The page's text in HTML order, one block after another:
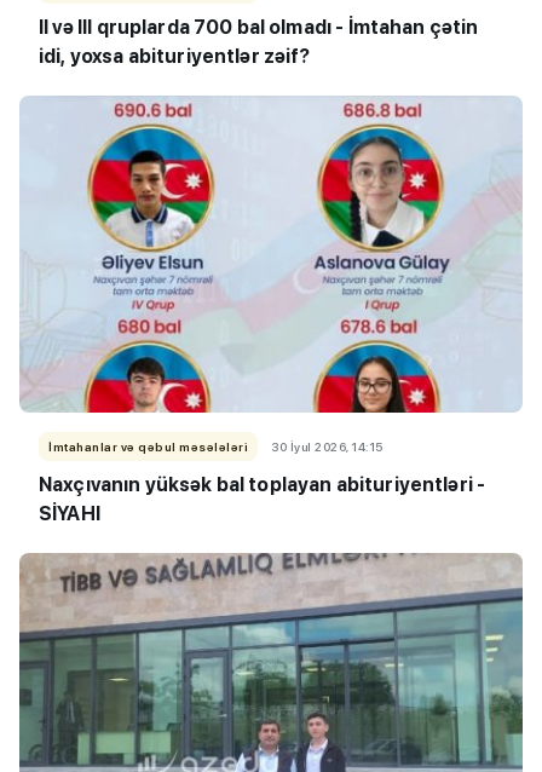
II və III qruplarda 700 bal olmadı - İmtahan çətin
idi, yoxsa abituriyentlər zəif?
İmtahanlar və qəbul məsələləri 30 İyul 2026, 14:15
Naxçıvanın yüksək bal toplayan abituriyentləri -
SİYAHI